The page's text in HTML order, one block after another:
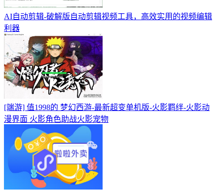
AI自动剪辑-破解版自动剪辑视频工具，高效实用的视频编辑
利器
[端游] 值1998的 梦幻西游-最新超变单机版-火影羁绊-火影动
漫界面 火影角色助战火影宠物